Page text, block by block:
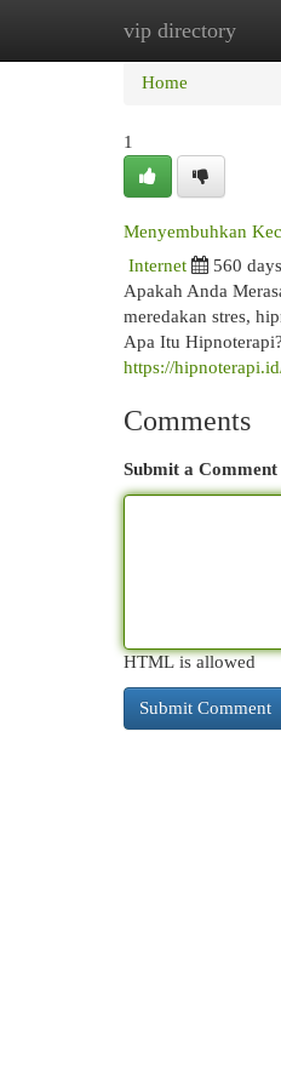
vip directory
Home
Home
1
Menyembuhkan
Internet 560
Apakah Anda
meredakan stres,
Apa Itu
https://
Comments
Submit a Comment
HTML is allowed